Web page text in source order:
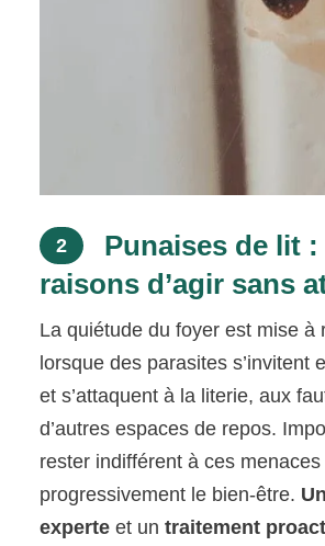
2
Punaises de lit :
raisons d’agir sans
La quiétude du foyer est mise à
lorsque des parasites s’invitent
et s’attaquent à la literie, aux
d’autres espaces de repos.
rester indifférent à ces
progressivement le bien-être.
experte et untraitement